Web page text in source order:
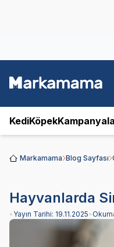
KediKöpek
Markamama Blog Sayfası
Hayvanlarda
• Yayın Tarihi: 19.11.2025•